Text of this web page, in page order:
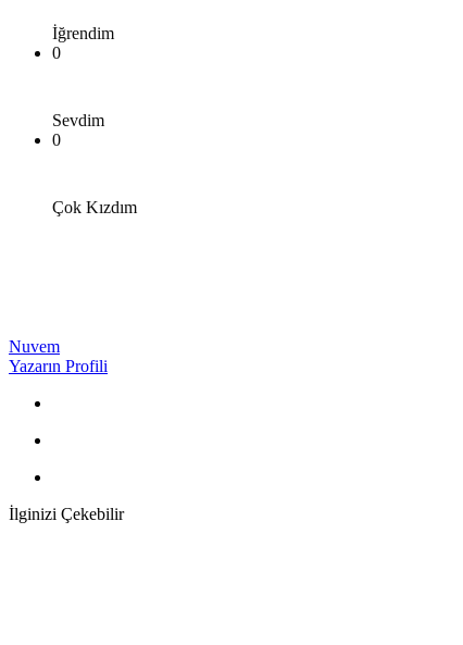
İğrendim
0
Sevdim
0
Çok Kızdım
Nuvem
Yazarın Profili
İlginizi Çekebilir